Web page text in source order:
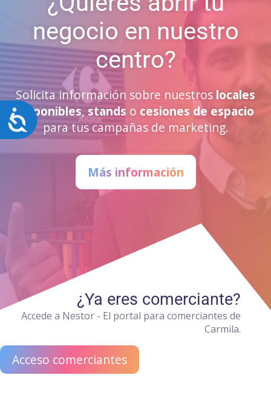
Accesibilidad
negocio en nuestro
centro?
Solicita información sobre nuestros locales
disponibles, stands o cesiones de espacio
para tus campañas de marketing.
Más información
¿Ya eres comerciante?
Accede a Nestor - El portal para comerciantes de
Carmila.
Acceso comerciantes